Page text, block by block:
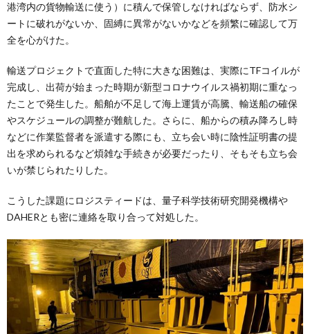
港湾内の貨物輸送に使う）に積んで保管しなければならず、防水シ
ートに破れがないか、固縛に異常がないかなどを頻繁に確認して万
全を心がけた。
輸送プロジェクトで直面した特に大きな困難は、実際にTFコイルが
完成し、出荷が始まった時期が新型コロナウイルス禍初期に重なっ
たことで発生した。船舶が不足して海上運賃が高騰、輸送船の確保
やスケジュールの調整が難航した。さらに、船からの積み降ろし時
などに作業監督者を派遣する際にも、立ち会い時に陰性証明書の提
出を求められるなど煩雑な手続きが必要だったり、そもそも立ち会
いが禁じられたりした。
こうした課題にロジスティードは、量子科学技術研究開発機構や
DAHERとも密に連絡を取り合って対処した。